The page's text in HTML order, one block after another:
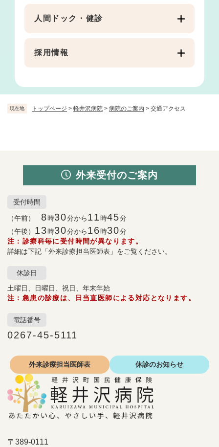
現在地 トップページ > 軽井沢病院 > 病院のご案内 > 交通アクセス
人間ドック・健診
採用情報
外来受付のご案内
受付時間
（午前） 8時30分から11時45分
（午後） 13時30分から16時30分
注：診療科毎に受付時間が異なります。
詳細は下記「外来診療担当医師表」をご覧ください。
休診日
土曜日、日曜日、祝日、年末年始
注：急患の診療は、日当直医師による対応となります。
電話番号
0267-45-5111
外来診療担当医師表 休診のお知らせ
〒389-0111